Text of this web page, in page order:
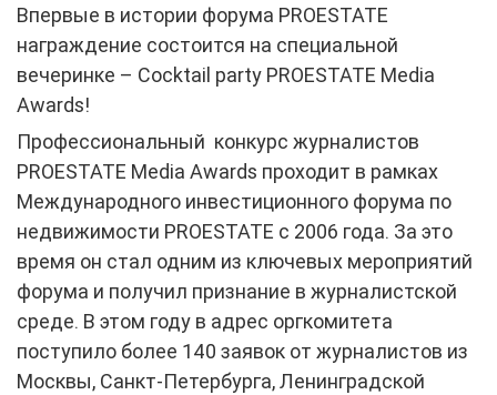
Впервые в истории форума PROESTATE
награждение состоится на специальной
вечеринке – Сocktail party PROESTATE Media
Awards!
Профессиональный конкурс журналистов
PROESTATE Media Awards проходит в рамках
Международного инвестиционного форума по
недвижимости PROESTATE с 2006 года. За это
время он стал одним из ключевых мероприятий
форума и получил признание в журналистской
среде. В этом году в адрес оргкомитета
поступило более 140 заявок от журналистов из
Москвы, Санкт-Петербурга, Ленинградской